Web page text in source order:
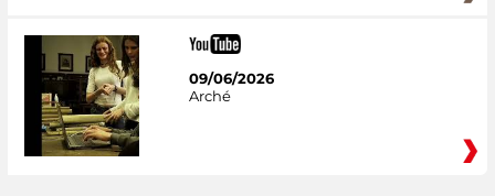
09/06/2026
Arché